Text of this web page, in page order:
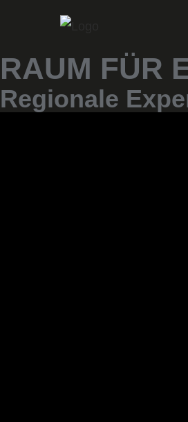
content
RAUM FÜR
Regionale